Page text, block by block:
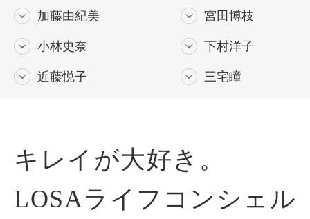
加藤由紀美 宮田博枝
小林史奈 下村洋子
近藤悦子 三宅瞳
キレイが大好き。
LOSAライフコンシェル